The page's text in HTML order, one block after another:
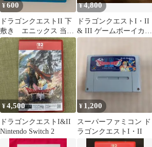
¥600
ドラゴンクエストII 下
敷き エニックス 当時
もの
¥4,800
ドラゴンクエストI・II
& III ゲームボーイカラ
ー
¥4,500
ドラゴンクエストI&II
Nintendo Switch 2
¥ 1,200
スーパーファミコン ド
ラゴンクエストI・II